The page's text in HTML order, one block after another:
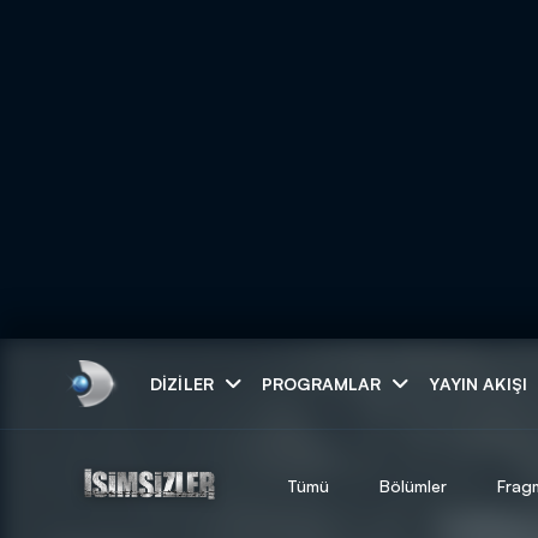
DIZILER PROGRAMLAR YAYIN AKIŞI
Tümü Bölümler